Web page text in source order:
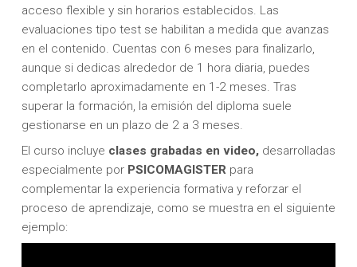
acceso flexible y sin horarios establecidos. Las
evaluaciones tipo test se habilitan a medida que avanzas
en el contenido. Cuentas con 6 meses para finalizarlo,
aunque si dedicas alrededor de 1 hora diaria, puedes
completarlo aproximadamente en 1-2 meses. Tras
superar la formación, la emisión del diploma suele
gestionarse en un plazo de 2 a 3 meses.
El curso incluye clases grabadas en video,desarrolladas
especialmente por PSICOMAGISTERpara
complementar la experiencia formativa y reforzar el
proceso de aprendizaje, como se muestra en el siguiente
ejemplo: